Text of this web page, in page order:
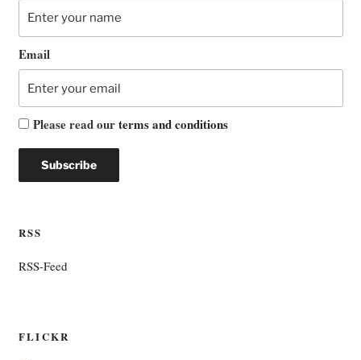
Email
Please read ourterms and conditions
RSS
RSS-Feed
FLICKR